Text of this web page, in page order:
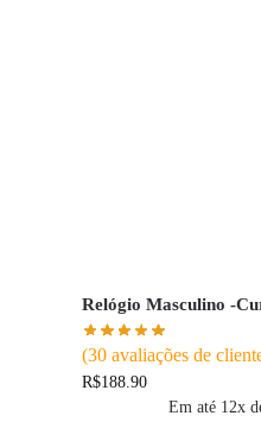
Relógio Masculino -
(30avaliações de
R$188.90
Em até 12x